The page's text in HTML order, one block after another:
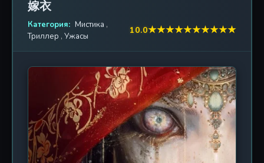
переворачивает его жизнь с ног на голову. Врата
открываются перед ним, приглашая вступить на
путь, полный опасностей и открытий. Но это не
Каждый шаг сквозь пространство и время
приближает его к разгадке тайны, которая может
изменить судьбу всего человечества. В мире, где
магия переплетается с технологией, а древние
легенды становятся реальностью, герой должен
найти союзников среди тех, кто также ищет
истину. Но доверять здесь нельзя никому: тени
прошлого скрывают чудовищные секреты, а за
嫁衣
Категория: Мистика ,
Триллер , Ужасы
10.0★★★★★★★★★★